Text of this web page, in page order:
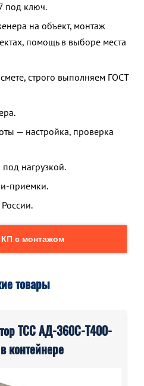
под ключ.
на объект, монтаж
помощь в выборе места
строго выполняем ГОСТ
— настройка, проверка
нагрузкой.
приемки.
с монтажом
товары
ТСС АД-360С-Т400-
контейнере